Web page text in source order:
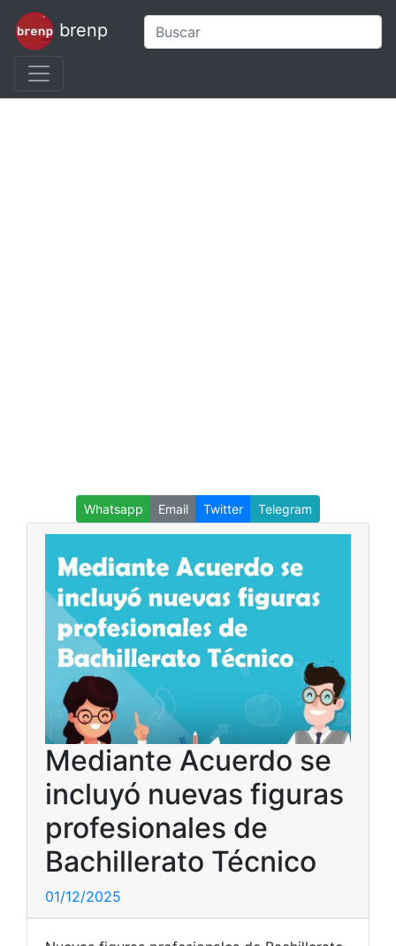
brenp
Whatsapp Email Twitter Telegram
Mediante Acuerdo se
incluyó nuevas figuras
profesionales de
Bachillerato Técnico
01/12/2025